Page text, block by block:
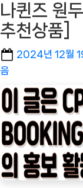
나퀸즈 원
추천상품]
Posted
2024년 12월
음